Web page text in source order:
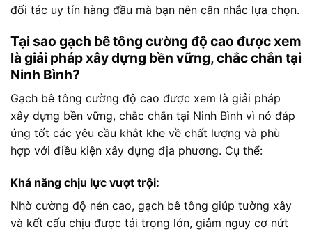
đối tác uy tín hàng đầu mà bạn nên cân nhắc lựa chọn.
Tại sao gạch bê tông cường độ cao được xem
là giải pháp xây dựng bền vững, chắc chắn tại
Ninh Bình?
Gạch bê tông cường độ cao được xem là giải pháp
xây dựng bền vững, chắc chắn tại Ninh Bình vì nó đáp
ứng tốt các yêu cầu khắt khe về chất lượng và phù
hợp với điều kiện xây dựng địa phương. Cụ thể:
Khả năng chịu lực vượt trội:
Nhờ cường độ nén cao, gạch bê tông giúp tường xây
và kết cấu chịu được tải trọng lớn, giảm nguy cơ nứt